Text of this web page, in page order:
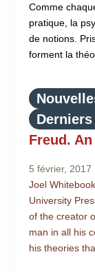
Comme
pratique, la
de notions.
forment la
Freud.
5 février, 2017
Joel
University
of the creator
man in all his
his theories